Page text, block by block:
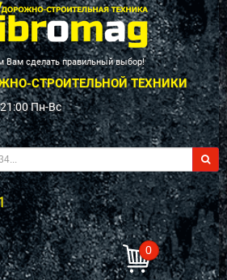
сделать правильный выбор!
СТРОИТЕЛЬНОЙ ТЕХНИКИ
Пн-Вс
0